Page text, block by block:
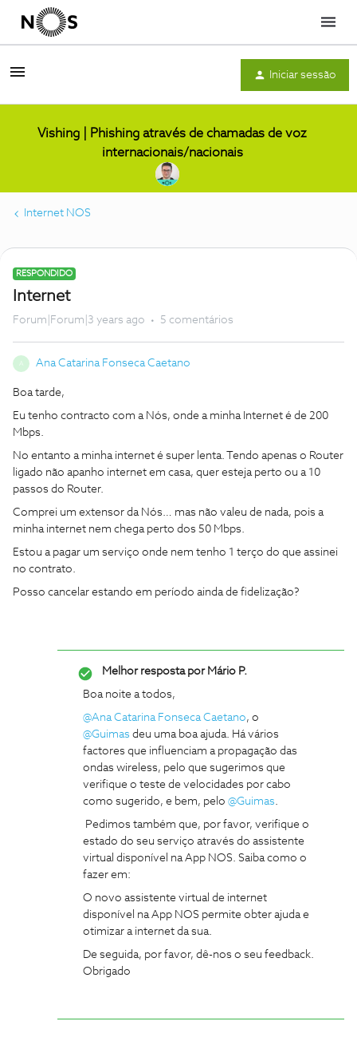
Menu
Iniciar sessão
Vishing | Phishing através de chamadas de voz
internacionais/nacionais
Internet NOS
RESPONDIDO
Internet
Forum|Forum|3 years ago 5 comentários
A Ana Catarina Fonseca Caetano
Boa tarde,
Eu tenho contracto com a Nós, onde a minha Internet é de 200
Mbps.
No entanto a minha internet é super lenta. Tendo apenas o Router
ligado não apanho internet em casa, quer esteja perto ou a 10
passos do Router.
Comprei um extensor da Nós… mas não valeu de nada, pois a
minha internet nem chega perto dos 50 Mbps.
Estou a pagar um serviço onde nem tenho 1 terço do que assinei
no contrato.
Posso cancelar estando em período ainda de fidelização?
Melhor resposta porMário P.
Boa noite a todos,
@Ana Catarina Fonseca Caetano, o
@Guimas deu uma boa ajuda. Há vários
factores que influenciam a propagação das
ondas wireless, pelo que sugerimos que
verifique o teste de velocidades por cabo
como sugerido, e bem, pelo @Guimas.
Pedimos também que, por favor, verifique o
estado do seu serviço através do assistente
virtual disponível na App NOS. Saiba como o
fazer em:
O novo assistente virtual de internet
disponível na App NOS permite obter ajuda e
otimizar a internet da sua.
De seguida, por favor, dê-nos o seu feedback.
Obrigado